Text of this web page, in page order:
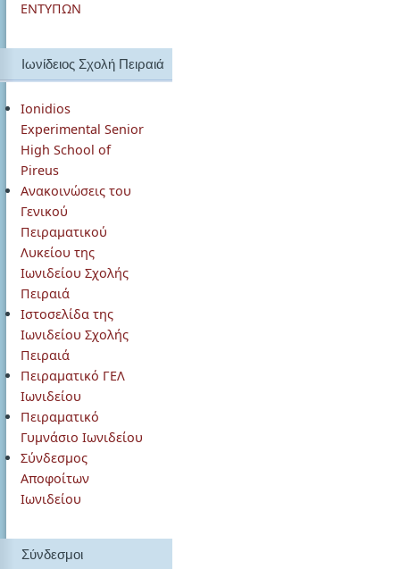
ΕΝΤΥΠΩΝ
Ιωνίδειος Σχολή Πειραιά
Ionidios
Experimental Senior
High School of
Pireus
Ανακοινώσεις του
Γενικού
Πειραματικού
Λυκείου της
Ιωνιδείου Σχολής
Πειραιά
Ιστοσελίδα της
Ιωνιδείου Σχολής
Πειραιά
Πειραματικό ΓΕΛ
Ιωνιδείου
Πειραματικό
Γυμνάσιο Ιωνιδείου
Σύνδεσμος
Αποφοίτων
Ιωνιδείου
Σύνδεσμοι